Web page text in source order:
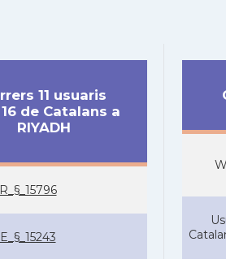
11 usuaris
de Catalans a
RIYADH
R_§_15796
E_§_15243